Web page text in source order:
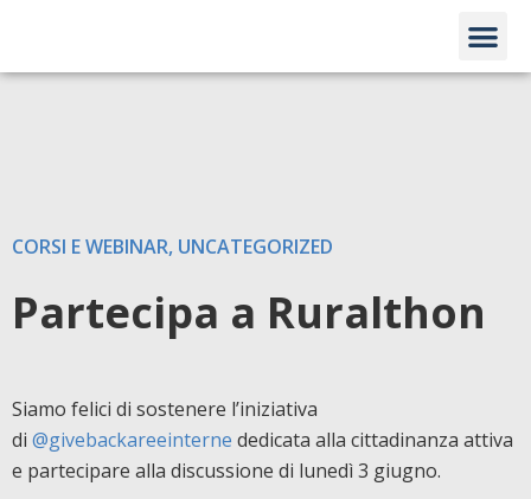
CORSI E WEBINAR, UNCATEGORIZED
Partecipa a Ruralthon
Siamo felici di sostenere l’iniziativa
di @givebackareeinterne dedicata alla cittadinanza attiva
e partecipare alla discussione di lunedì 3 giugno.